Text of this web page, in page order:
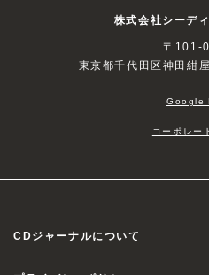
株式会社シーデ
〒101-
東京都千代田区神田紺
Google
コーポレー
CDジャーナルについて